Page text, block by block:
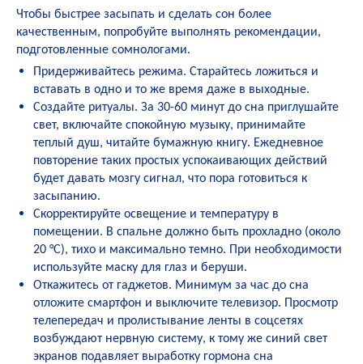
Чтобы быстрее засыпать и сделать сон более
качественным, попробуйте выполнять рекомендации,
подготовленные сомнологами.
Придерживайтесь режима. Старайтесь ложиться и
вставать в одно и то же время даже в выходные.
Создайте ритуалы. За 30-60 минут до сна приглушайте
свет, включайте спокойную музыку, принимайте
теплый душ, читайте бумажную книгу. Ежедневное
повторение таких простых успокаивающих действий
будет давать мозгу сигнал, что пора готовиться к
засыпанию.
Скорректируйте освещение и температуру в
помещении. В спальне должно быть прохладно (около
20 °C), тихо и максимально темно. При необходимости
используйте маску для глаз и беруши.
Откажитесь от гаджетов. Минимум за час до сна
отложите смартфон и выключите телевизор. Просмотр
телепередач и пролистывание ленты в соцсетях
возбуждают нервную систему, к тому же синий свет
экранов подавляет выработку гормона сна